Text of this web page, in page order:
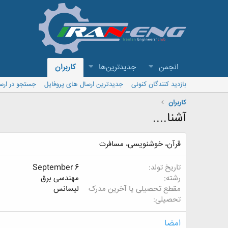
انجمن جدیدترین‌ها کاربران
بازدید کنندگان کنونی جدیدترین ارسال های پروفایل
جستجو در
کاربران
آشنا....
قرآن، خوشنویسی، مسافرت
تاریخ تولد
September 6
رشته
مهندسی برق
مقطع تحصیلی یا آخرین مدرک
تحصیلی
لیسانس
امضا